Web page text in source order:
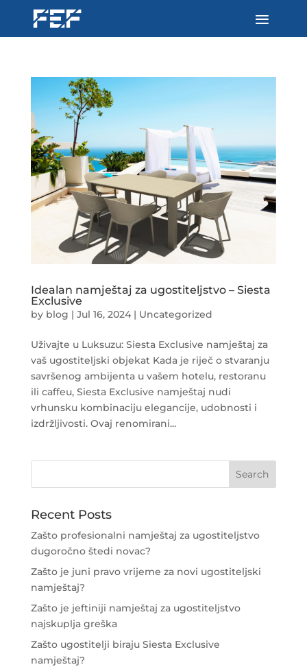
Idealan namještaj za ugostiteljstvo – Siesta
Exclusive
by blog | Jul 16, 2024| Uncategorized
Uživajte u Luksuzu: Siesta Exclusive namještaj za
vaš ugostiteljski objekat Kada je riječ o stvaranju
savršenog ambijenta u vašem hotelu, restoranu
ili caffeu, Siesta Exclusive namještaj nudi
vrhunsku kombinaciju elegancije, udobnosti i
izdržljivosti. Ovaj renomirani...
Recent Posts
Zašto profesionalni namještaj za ugostiteljstvo
dugoročno štedi novac?
Zašto je juni pravo vrijeme za novi ugostiteljski
namještaj?
Zašto je jeftiniji namještaj za ugostiteljstvo
najskuplja greška
Zašto ugostitelji biraju Siesta Exclusive
namještaj?